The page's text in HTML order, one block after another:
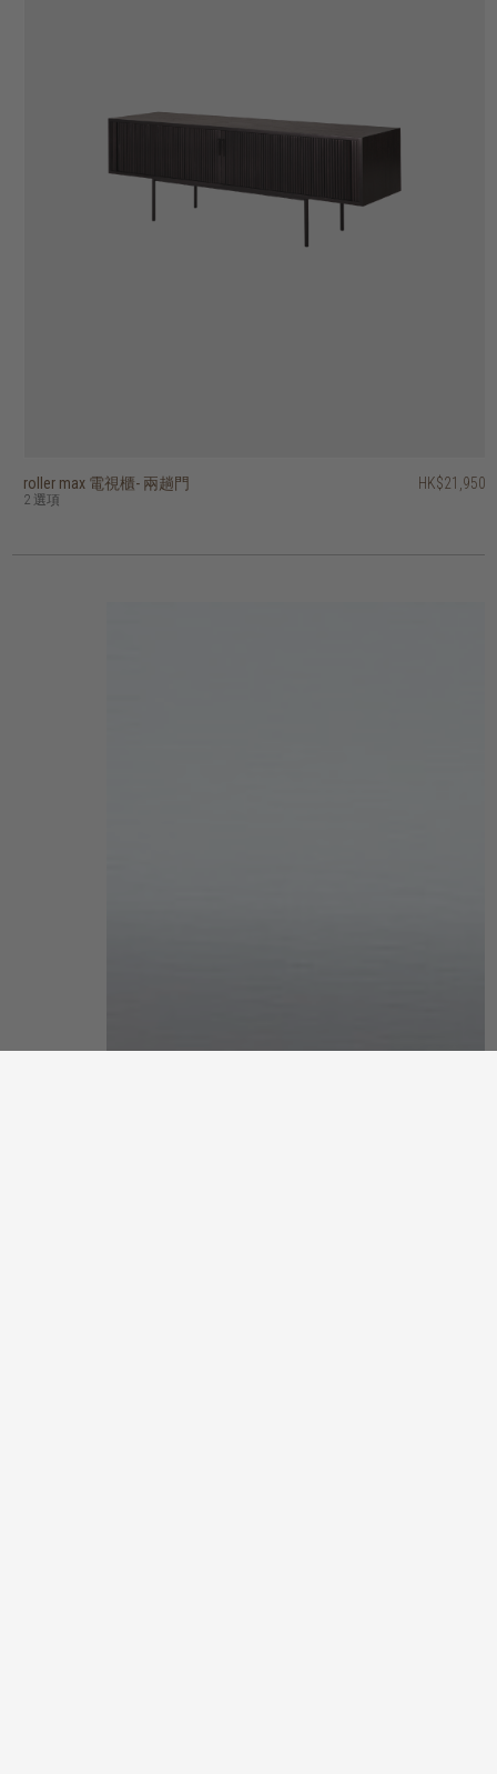
roller max 電視櫃- 兩趟門
2 選項
HK$21,950
timba 電視櫃 - 三抽屜
2 選項
HK$12,950
era 電視櫃 - 兩門、單抽屜 HK$10,950
grace 可延伸電視櫃 - 兩抽屜 HK$13,950
tess 可延伸電視櫃 - 兩抽屜
2 選項
HK$10,950
PI 電視櫃 - 單下揭式櫃門、單抽屜 HK$20,450
vision 電視櫃 - 四門 HK$8,450
klasik 電視櫃 - 兩門、單抽屜
2 選項
HK$8,750
ace 電視櫃 - 四門 HK$18,450
lekk 可延伸電視櫃 - 三抽屜 HK$16,950